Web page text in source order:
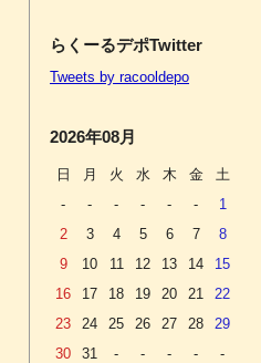
らくーるデポTwitter
Tweets by racooldepo
2026年08月
日 月 火 水 木 金
土
-
- - - - -
1
2
3 4 5 6 7
8
9
10 11 12 13 14
15
16
17 18 19 20 21
22
23
24 25 26 27 28
29
30
31 - - - - -